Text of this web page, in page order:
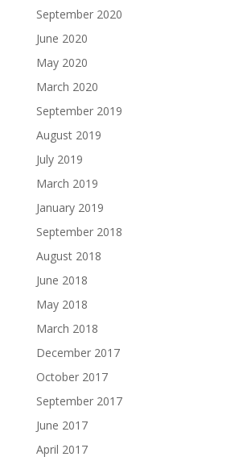
September 2020
June 2020
May 2020
March 2020
September 2019
August 2019
July 2019
March 2019
January 2019
September 2018
August 2018
June 2018
May 2018
March 2018
December 2017
October 2017
September 2017
June 2017
April 2017